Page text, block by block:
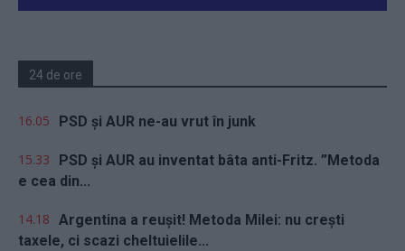
24 de ore
16.05 PSD și AUR ne-au vrut în junk
15.33
PSD și AUR au inventat bâta anti-Fritz. ”Metoda
e cea din...
14.18 Argentina a reușit! Metoda Milei: nu crești
taxele, ci scazi cheltuielile...